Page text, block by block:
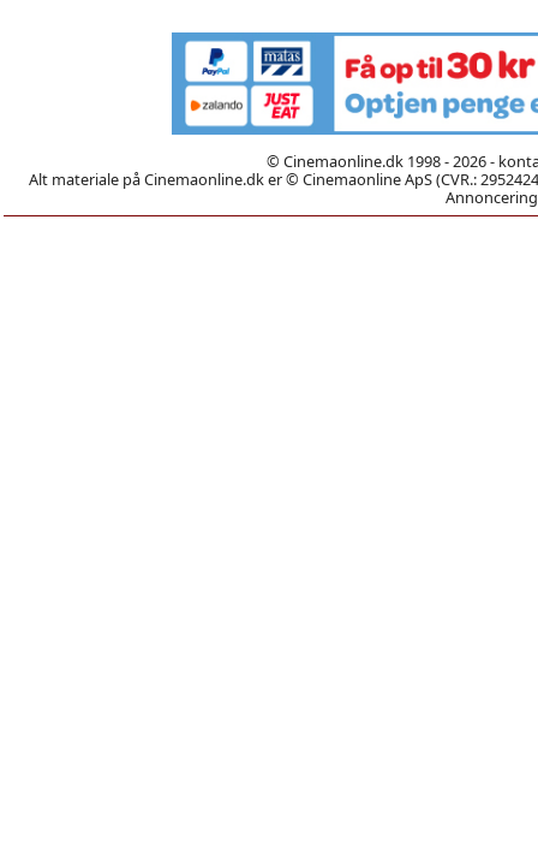
© Cinemaonline.dk 1998 - 2026 -
Alt materiale på Cinemaonline.dk er © Cinemaonline ApS (CVR.: